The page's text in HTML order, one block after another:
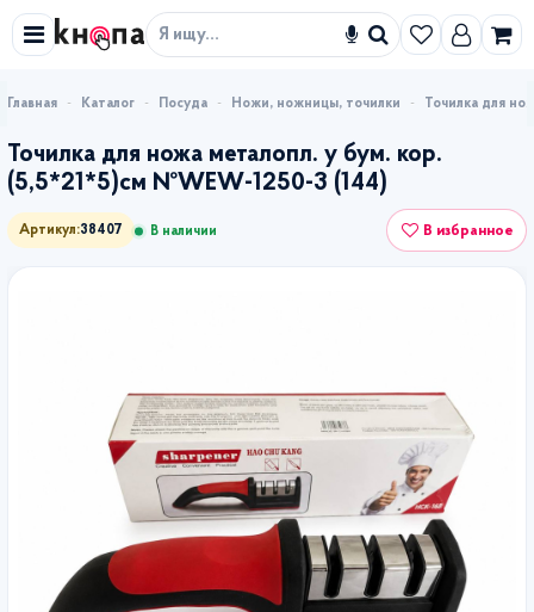
Искать
Каталог Посуда Ножи, ножницы, точилки Точилка для
Точилка для ножа металопл. у бум. кор.
(5,5*21*5)см №WEW-1250-3 (144)
Артикул:38407 В наличии В избранное